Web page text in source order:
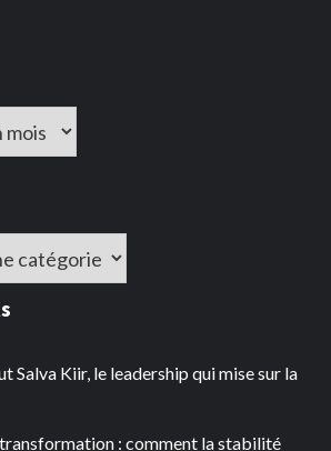
Salva Kiir, le leadership qui mise sur la
transformation : comment la stabilité